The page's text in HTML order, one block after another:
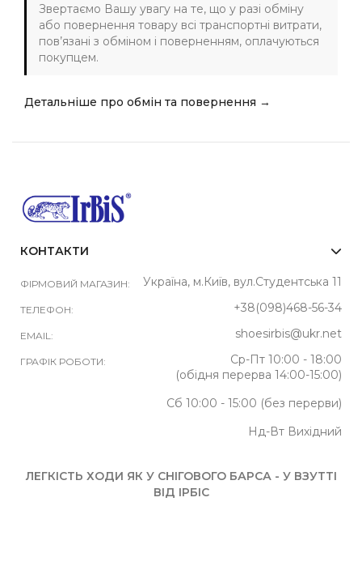
Звертаємо Вашу увагу на те, що у разі обміну
або повернення товару всі транспортні витрати,
пов’язані з обміном і поверненням, оплачуються
покупцем.
Детальніше про обмін та повернення →
КОНТАКТИ
ФІРМОВИЙ МАГАЗИН: Україна, м.Київ, вул.Студентська 11
ТЕЛЕФОН: +38(098)468-56-34
EMAIL: shoesirbis@ukr.net
ГРАФІК РОБОТИ:
Ср-Пт 10:00 - 18:00
(обідня перерва 14:00-15:00)
Сб 10:00 - 15:00 (без перерви)
Нд-Вт Вихідний
ЛЕГКІСТЬ ХОДИ ЯК У СНІГОВОГО БАРСА - У ВЗУТТІ
ВІД ІРБІС